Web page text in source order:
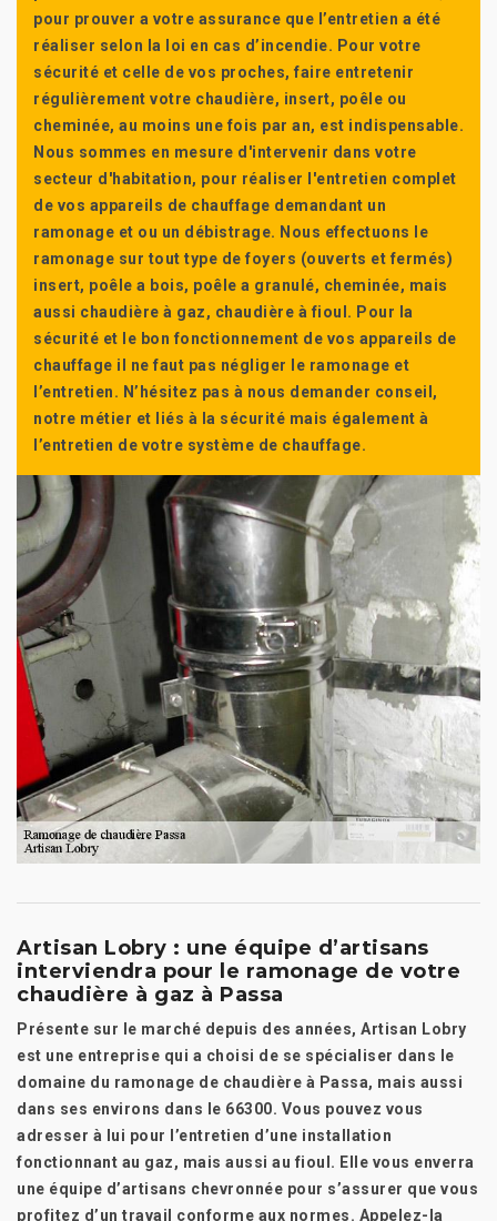
pour prouver a votre assurance que l’entretien a été
réaliser selon la loi en cas d’incendie. Pour votre
sécurité et celle de vos proches, faire entretenir
régulièrement votre chaudière, insert, poêle ou
cheminée, au moins une fois par an, est indispensable.
Nous sommes en mesure d'intervenir dans votre
secteur d'habitation, pour réaliser l'entretien complet
de vos appareils de chauffage demandant un
ramonage et ou un débistrage. Nous effectuons le
ramonage sur tout type de foyers (ouverts et fermés)
insert, poêle a bois, poêle a granulé, cheminée, mais
aussi chaudière à gaz, chaudière à fioul. Pour la
sécurité et le bon fonctionnement de vos appareils de
chauffage il ne faut pas négliger le ramonage et
l’entretien. N’hésitez pas à nous demander conseil,
notre métier et liés à la sécurité mais également à
l’entretien de votre système de chauffage.
Artisan Lobry : une équipe d’artisans
interviendra pour le ramonage de votre
chaudière à gaz à Passa
Présente sur le marché depuis des années, Artisan Lobry
est une entreprise qui a choisi de se spécialiser dans le
domaine du ramonage de chaudière à Passa, mais aussi
dans ses environs dans le 66300. Vous pouvez vous
adresser à lui pour l’entretien d’une installation
fonctionnant au gaz, mais aussi au fioul. Elle vous enverra
une équipe d’artisans chevronnée pour s’assurer que vous
profitez d’un travail conforme aux normes. Appelez-la